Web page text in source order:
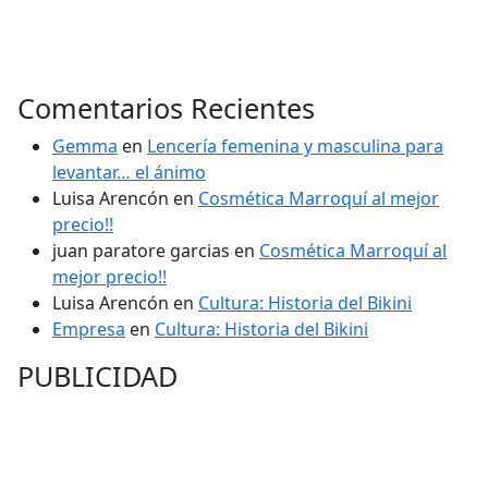
Comentarios Recientes
Gemma en Lencería femenina y masculina para
levantar… el ánimo
Luisa Arencón en Cosmética Marroquí al mejor
precio!!
juan paratore garcias en Cosmética Marroquí al
mejor precio!!
Luisa Arencón en Cultura: Historia del Bikini
Empresa en Cultura: Historia del Bikini
PUBLICIDAD